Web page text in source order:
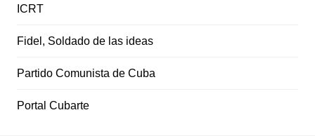
ICRT
Fidel, Soldado de las ideas
Partido Comunista de Cuba
Portal Cubarte